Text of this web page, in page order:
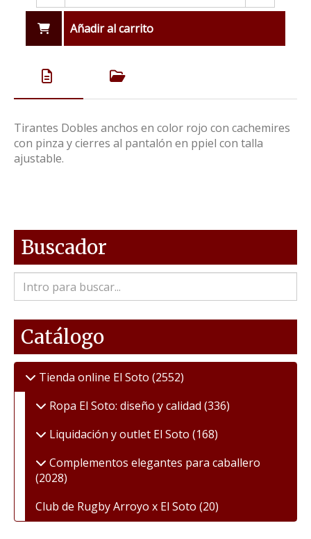
Añadir al carrito
Tirantes Dobles anchos en color rojo con cachemires
con pinza y cierres al pantalón en ppiel con talla
ajustable.
Buscador
Catálogo
Tienda online El Soto (2552)
Ropa El Soto: diseño y calidad (336)
Liquidación y outlet El Soto (168)
Complementos elegantes para caballero
(2028)
Club de Rugby Arroyo x El Soto (20)